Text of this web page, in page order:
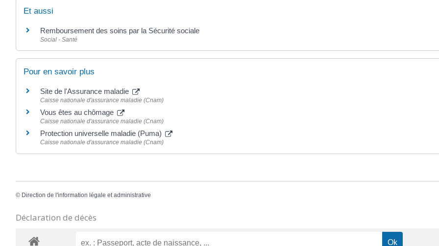
Et aussi
Remboursement des soins par la Sécurité sociale
Social - Santé
Pour en savoir plus
Site de l'Assurance maladie
Caisse nationale d'assurance maladie (Cnam)
Vous êtes au chômage
Caisse nationale d'assurance maladie (Cnam)
Protection universelle maladie (Puma)
Caisse nationale d'assurance maladie (Cnam)
© Direction de l'information légale et administrative
Déclaration de décès